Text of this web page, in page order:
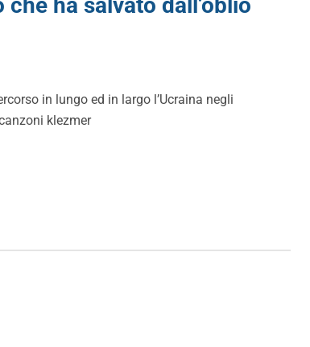
in lungo ed in largo l’Ucraina negli
klezmer